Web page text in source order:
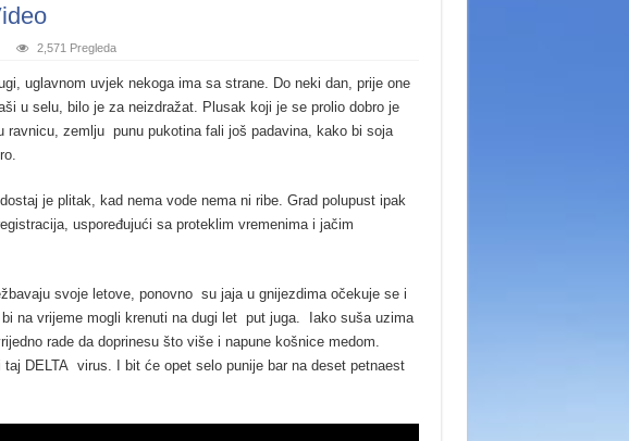
2,571 Pregleda
uglavnom uvjek nekoga ima sa strane. Do neki dan, prije one
u selu, bilo je za neizdražat. Plusak koji je se prolio dobro je
ravnicu, zemlju punu pukotina fali još padavina, kako bi soja
je plitak, kad nema vode nema ni ribe. Grad polupust ipak
uspoređujući sa proteklim vremenima i jačim
svoje letove, ponovno su jaja u gnijezdima očekuje se i
na vrijeme mogli krenuti na dugi let put juga. Iako suša uzima
rade da doprinesu što više i napune košnice medom.
DELTA virus. I bit će opet selo punije bar na deset petnaest